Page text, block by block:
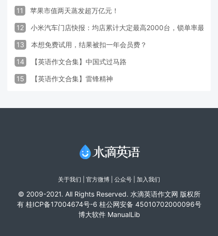
11 苹果市值两天蒸发超万亿元！
12 小米汽车门店快报：均店累计大定最高2000台，锁单率最高
13 本想免费试用，结果被扣一年会员费？
14 【英语作文合集】中国式过马路
15 【英语作文合集】雷锋精神
关于我们 官方微博 | 公众号 | 加入我们
© 2009-2021. All Rights Reserved. 水滴英语作文网 版权所
有 桂ICP备17004674号-6 桂公网安备 45010702000096号
博大软件 ManualLib